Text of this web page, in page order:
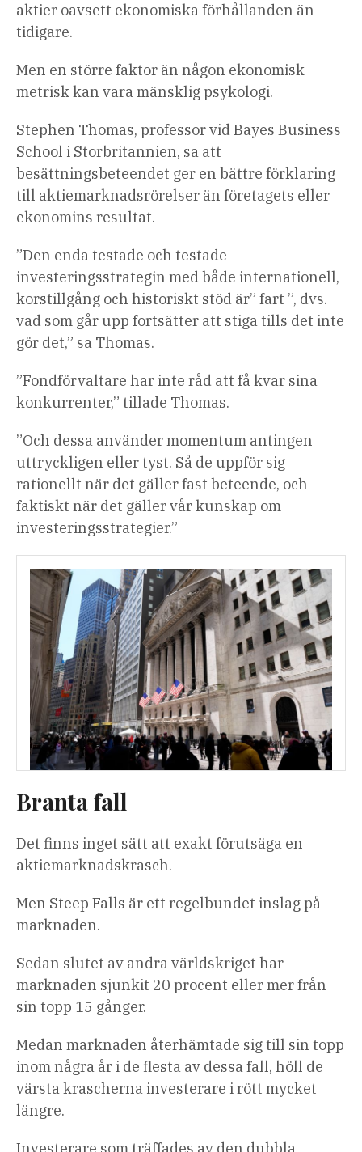
aktier oavsett ekonomiska förhållanden än
tidigare.
Men en större faktor än någon ekonomisk
metrisk kan vara mänsklig psykologi.
Stephen Thomas, professor vid Bayes Business
School i Storbritannien, sa att
besättningsbeteendet ger en bättre förklaring
till aktiemarknadsrörelser än företagets eller
ekonomins resultat.
”Den enda testade och testade
investeringsstrategin med både internationell,
korstillgång och historiskt stöd är” fart ”, dvs.
vad som går upp fortsätter att stiga tills det inte
gör det,” sa Thomas.
”Fondförvaltare har inte råd att få kvar sina
konkurrenter,” tillade Thomas.
”Och dessa använder momentum antingen
uttryckligen eller tyst. Så de uppför sig
rationellt när det gäller fast beteende, och
faktiskt när det gäller vår kunskap om
investeringsstrategier.”
Branta fall
Det finns inget sätt att exakt förutsäga en
aktiemarknadskrasch.
Men Steep Falls är ett regelbundet inslag på
marknaden.
Sedan slutet av andra världskriget har
marknaden sjunkit 20 procent eller mer från
sin topp 15 gånger.
Medan marknaden återhämtade sig till sin topp
inom några år i de flesta av dessa fall, höll de
värsta krascherna investerare i rött mycket
längre.